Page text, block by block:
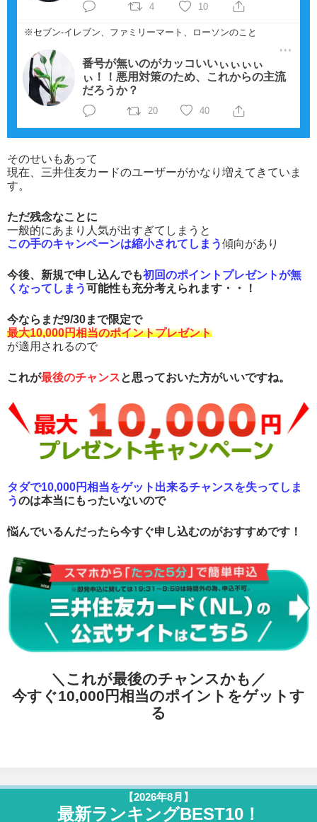
4 10
※セブン-イレブン、ファミリーマート、ローソンのこと
番号が無いのがカッコいいぃぃぃぃ
ぃ！！悪用対策のため、これからの主流
だろうか？
20 40
そのせいもあって
現在、三井住友カードのユーザーがかなり増えてきていま
す。
ただ残念なことに
一般的にあまり人気が出すぎてしまうと
この手のキャンペーンは縮小されてしまう傾向があり
今後、新規で申し込んでも初回のポイントプレゼントが無
くなってしまう可能性も充分考えられます・・！
今ならまだ9/30まで限定で
最大10,000円相当のポイントプレゼント
が適用されるので
これが最後のチャンスと思っておいた方がいいですね。
タダで10,000円相当をゲット出来るチャンスを失ってしま
うのは本当にもったいないので
悩んでいるんだったら今すぐ申し込むのがおすすめです！
＼これが最後のチャンスかも／
今すぐ10,000円相当のポイントをゲットす
る
【2026年8月】
最新ランキングBEST10！